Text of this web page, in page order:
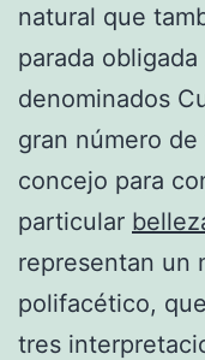
natural que
parada
denominados
gran número
concejo para
particular
representan un
polifacético,
tres